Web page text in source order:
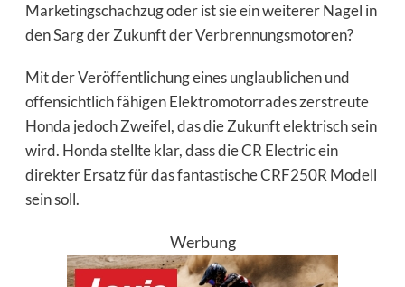
Marketingschachzug oder ist sie ein weiterer Nagel in
den Sarg der Zukunft der Verbrennungsmotoren?
Mit der Veröffentlichung eines unglaublichen und
offensichtlich fähigen Elektromotorrades zerstreute
Honda jedoch Zweifel, das die Zukunft elektrisch sein
wird. Honda stellte klar, dass die CR Electric ein
direkter Ersatz für das fantastische CRF250R Modell
sein soll.
Werbung